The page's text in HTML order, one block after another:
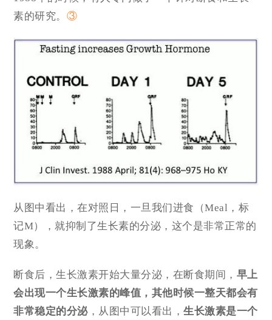
素的研究。 ③
从图中看出，在对照日，一旦我们进食（Meal，标
记M），就抑制了生长素的分泌，这个是非常正常的
现象。
断食后，生长激素开始大量分泌，在断食期间， 早上
会出现一个生长激素的峰值，其他时候一整天都会有
非常稳定的分泌，从图中可以看出，生长激素是一个